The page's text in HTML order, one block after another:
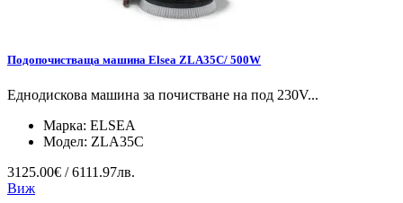
Подопочистваща машина Elsea ZLA35C/ 500W
Еднодискова машина за почистване на под 230V...
Марка: ELSEA
Модел: ZLA35C
3125.00€ / 6111.97лв.
Виж